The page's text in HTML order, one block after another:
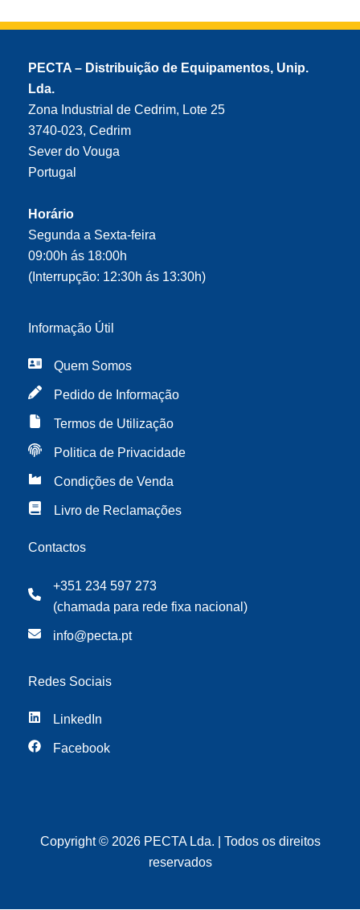
PECTA – Distribuição de Equipamentos, Unip.
Lda.
Zona Industrial de Cedrim, Lote 25
3740-023, Cedrim
Sever do Vouga
Portugal
Horário
Segunda a Sexta-feira
09:00h ás 18:00h
(Interrupção: 12:30h ás 13:30h)
Informação Útil
Quem Somos
Pedido de Informação
Termos de Utilização
Politica de Privacidade
Condições de Venda
Livro de Reclamações
Contactos
+351 234 597 273
(chamada para rede fixa nacional)
info@pecta.pt
Redes Sociais
LinkedIn
Facebook
Copyright © 2026 PECTA Lda. | Todos os direitos
reservados